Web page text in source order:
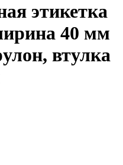
этикетка
40 мм
втулка